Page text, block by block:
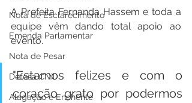
Nota de Esclarecimento
Emenda Parlamentar
Nota de Pesar
Defesa Civil
Alagação e Enchente
A Prefeita Fernanda Hassem e toda a
equipe vêm dando total apoio ao
evento.
"Estamos felizes e com o
coração grato por podermos